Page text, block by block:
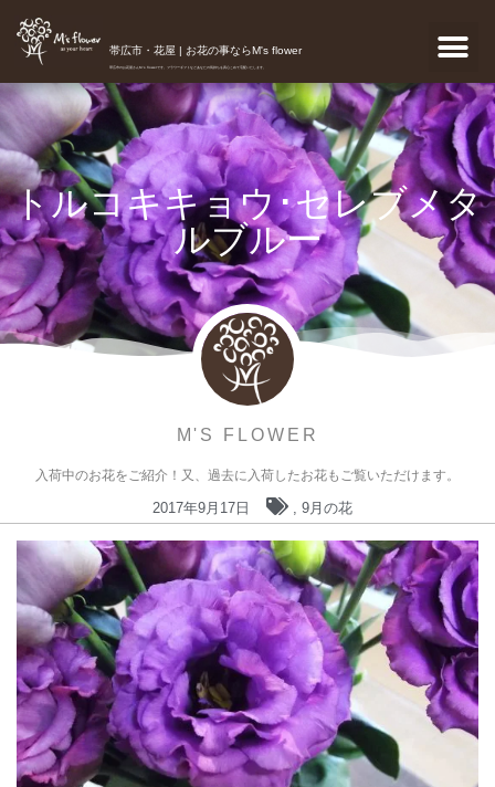
帯広市・花屋 | お花の事ならM's flower
帯広市のお花屋さんM's flowerです。フラワーギフトなどあなたの気持ちを真心こめて宅配いたします。
トルコキキョウ･セレブメタ
ルブルー
M'S FLOWER
入荷中のお花をご紹介！又、過去に入荷したお花もご覧いただけます。
2017年9月17日 , 9月の花